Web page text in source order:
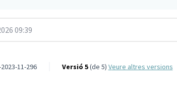
09:39
11-296 Versió 5(de 5) veure altres versions